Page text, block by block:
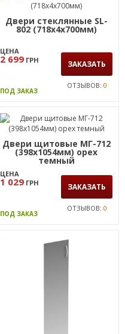
Двери стеклянные SL-
802 (718х4х700мм)
ЦЕНА
2 699 ГРН ЗАКАЗАТЬ
ПОД ЗАКАЗ
ОТЗЫВОВ: 0
Двери щитовые МГ-712
(398х1054мм) орех
темный
ЦЕНА
1 029 ГРН ЗАКАЗАТЬ
ПОД ЗАКАЗ
ОТЗЫВОВ: 0